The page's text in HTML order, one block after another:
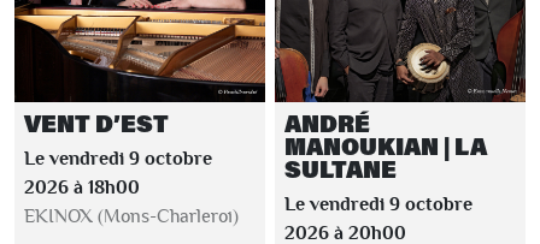
VENT D’EST
Le vendredi 9 octobre
2026 à 18h00
EKINOX (Mons-Charleroi)
ANDRÉ
MANOUKIAN | LA
SULTANE
Le vendredi 9 octobre
2026 à 20h00